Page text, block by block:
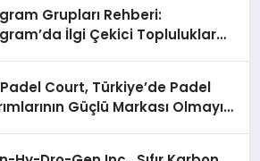
Grupları Rehberi:
İlgi Çekici Topluluklar
Padel Court, Türkiye’de Padel
Güçlü Markası Olmayı